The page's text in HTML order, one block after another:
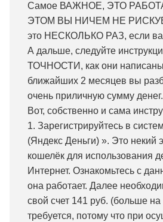
Самое ВАЖНОЕ, ЭТО
ЭТОМ ВЫ НИЧЕМ НЕ
это НЕСКОЛЬКО РАЗ, если
А дальше, следуйте
ТОЧНОСТИ, как они написаны
ближайших 2 месяцев вы
очень приличную сумму денег.
Вот, собственно и сама
1. Зарегистрируйтесь в
(Яндекс Деньги) ». Это некий
кошелёк для использования
Интернет. Ознакомьтесь с
она работает. Далее
свой счет 141 руб. (больше на
требуется, потому что при